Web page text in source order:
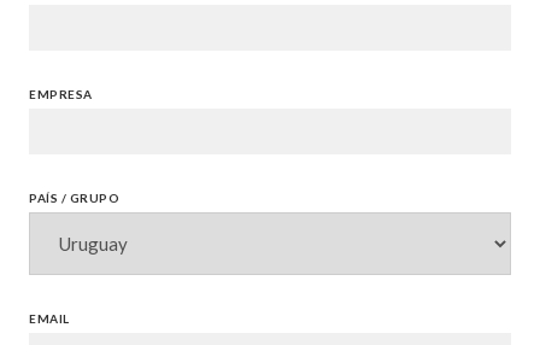
EMPRESA
PAÍS / GRUPO
EMAIL